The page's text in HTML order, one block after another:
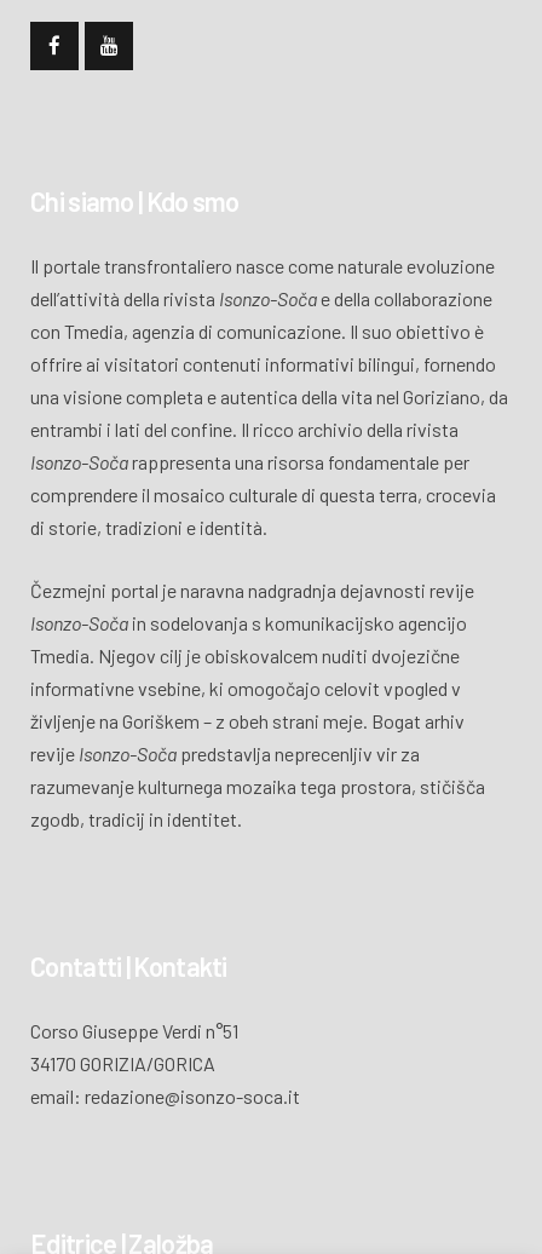
Chi siamo | Kdo smo
Il portale transfrontaliero nasce come naturale evoluzione
dell’attività della rivista Isonzo-Sočae della collaborazione
con Tmedia, agenzia di comunicazione. Il suo obiettivo è
offrire ai visitatori contenuti informativi bilingui, fornendo
una visione completa e autentica della vita nel Goriziano, da
entrambi i lati del confine. Il ricco archivio della rivista
Isonzo-Sočarappresenta una risorsa fondamentale per
comprendere il mosaico culturale di questa terra, crocevia
di storie, tradizioni e identità.
Čezmejni portal je naravna nadgradnja dejavnosti revije
Isonzo-Soča in sodelovanja s komunikacijsko agencijo
Tmedia. Njegov cilj je obiskovalcem nuditi dvojezične
informativne vsebine, ki omogočajo celovit vpogled v
življenje na Goriškem – z obeh strani meje. Bogat arhiv
revije Isonzo-Soča predstavlja neprecenljiv vir za
razumevanje kulturnega mozaika tega prostora, stičišča
zgodb, tradicij in identitet.
Contatti | Kontakti
Corso Giuseppe Verdi n°51
34170 GORIZIA/GORICA
email: redazione@isonzo-soca.it
Editrice | Založba